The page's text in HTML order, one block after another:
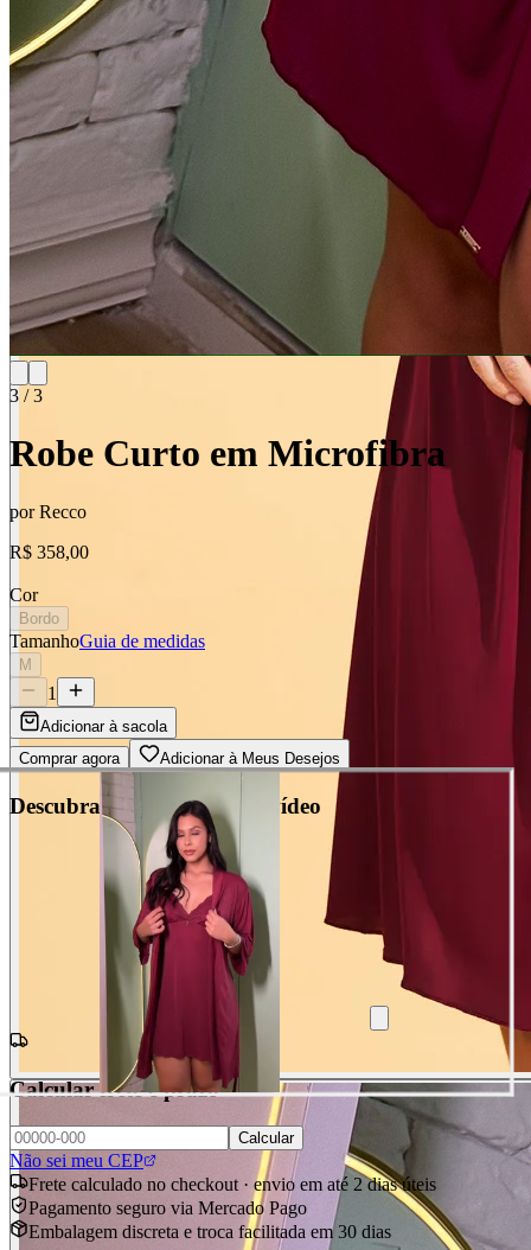
3 /3
Robe Curto em Microfibra
porRecco
R$ 358,00
Cor
Bordo
TamanhoGuia de medidas
M
1
Adicionar à sacola
Comprar agora
Adicionar à Meus Desejos
Descubra cada detalhe em vídeo
Calcular frete e prazo
Calcular
Não sei meu CEP
Frete calculado no checkout · envio em até 2 dias úteis
Pagamento seguro via Mercado Pago
Embalagem discreta e troca facilitada em 30 dias